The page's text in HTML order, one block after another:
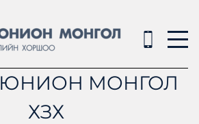
ЮНИОН МОНГОЛ
ХЗХ